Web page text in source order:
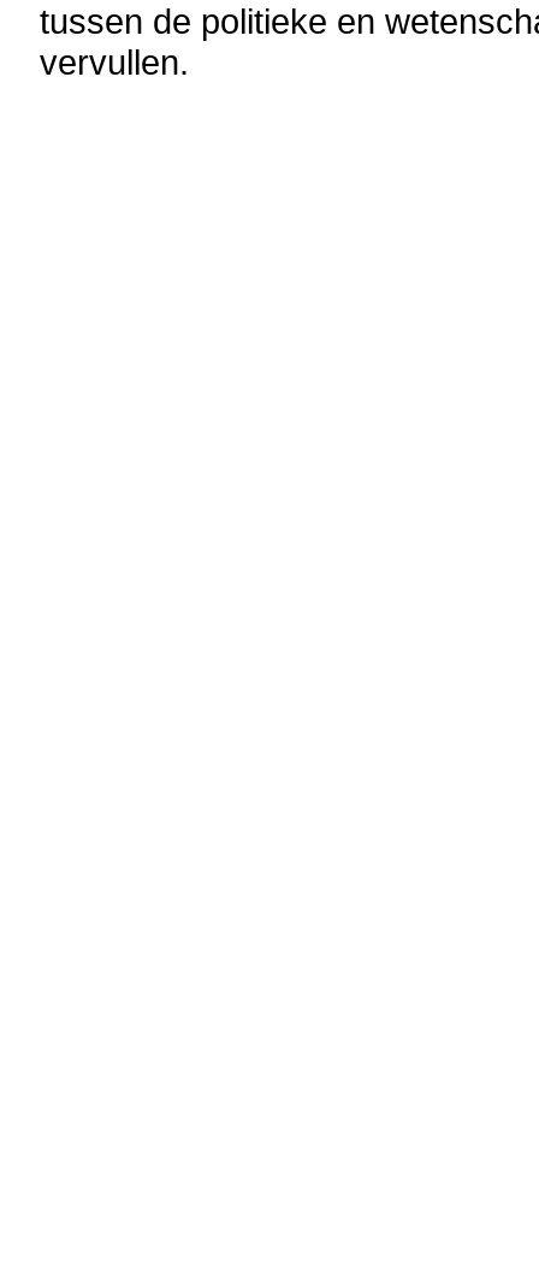
tussen de politieke en
vervullen.